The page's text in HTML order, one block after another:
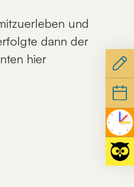
und
dann der
hier